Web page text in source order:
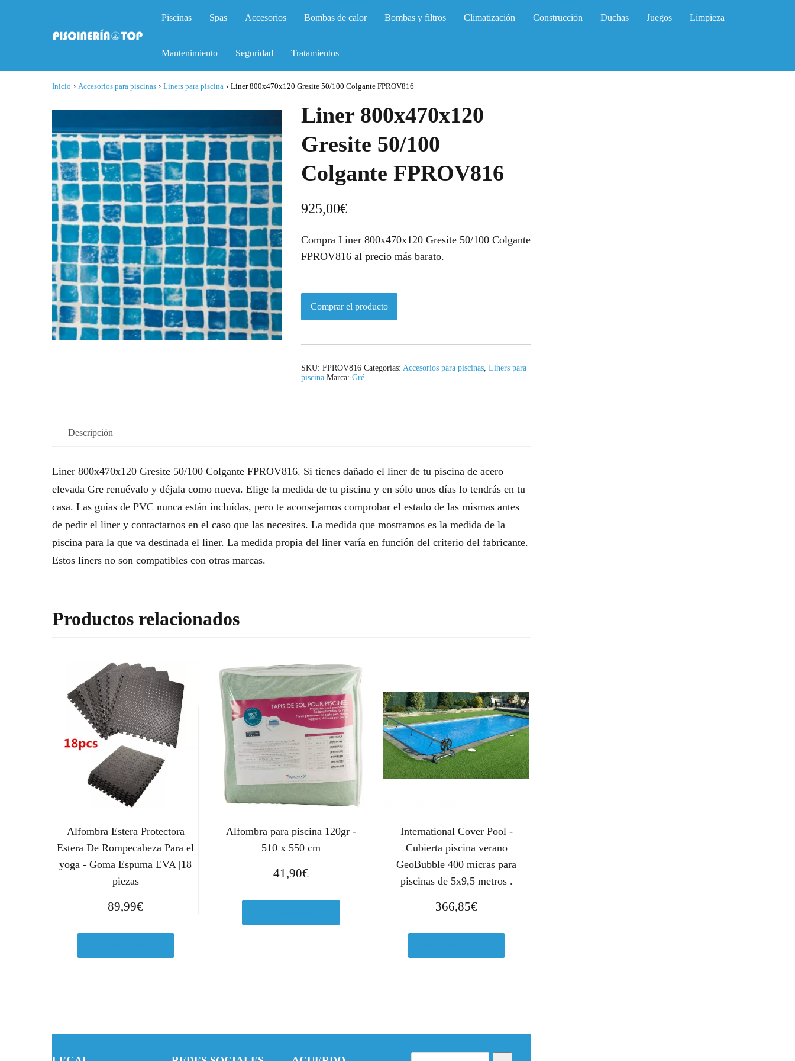
Piscinas Spas Accesorios Bombas de calor Bombas y filtros Climatización Construcción Duchas Juegos Limpieza
Mantenimiento Seguridad Tratamientos
Inicio › Accesorios para piscinas › Liners para piscina › Liner 800x470x120 Gresite 50/100 Colgante FPROV816
Liner 800x470x120
Gresite 50/100
Colgante FPROV816
925,00€
Compra Liner 800x470x120 Gresite 50/100 Colgante
FPROV816 al precio más barato.
Comprar el producto
SKU: FPROV816 Categorías: Accesorios para piscinas, Liners para
piscina Marca: Gré
Descripción
Liner 800x470x120 Gresite 50/100 Colgante FPROV816. Si tienes dañado el liner de tu piscina de acero
elevada Gre renuévalo y déjala como nueva. Elige la medida de tu piscina y en sólo unos días lo tendrás en tu
casa. Las guías de PVC nunca están incluídas, pero te aconsejamos comprobar el estado de las mismas antes
de pedir el liner y contactarnos en el caso que las necesites. La medida que mostramos es la medida de la
piscina para la que va destinada el liner. La medida propia del liner varía en función del criterio del fabricante.
Estos liners no son compatibles con otras marcas.
Productos relacionados
Alfombra Estera Protectora
Estera De Rompecabeza Para el
yoga - Goma Espuma EVA |18
piezas
89,99€
Alfombra para piscina 120gr -
510 x 550 cm
41,90€
International Cover Pool -
Cubierta piscina verano
GeoBubble 400 micras para
piscinas de 5x9,5 metros .
366,85€